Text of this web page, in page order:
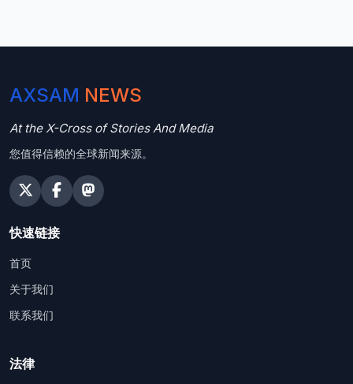
AXSAM NEWS
At the X-Cross of Stories And Media
您值得信赖的全球新闻来源。
快速链接
首页
关于我们
联系我们
法律